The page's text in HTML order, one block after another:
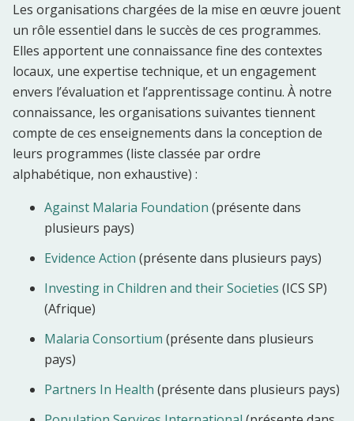
Les organisations chargées de la mise en œuvre jouent
un rôle essentiel dans le succès de ces programmes.
Elles apportent une connaissance fine des contextes
locaux, une expertise technique, et un engagement
envers l’évaluation et l’apprentissage continu. À notre
connaissance, les organisations suivantes tiennent
compte de ces enseignements dans la conception de
leurs programmes (liste classée par ordre
alphabétique, non exhaustive) :
Against Malaria Foundation (présente dans
plusieurs pays)
Evidence Action (présente dans plusieurs pays)
Investing in Children and their Societies (ICS SP)
(Afrique)
Malaria Consortium (présente dans plusieurs
pays)
Partners In Health (présente dans plusieurs pays)